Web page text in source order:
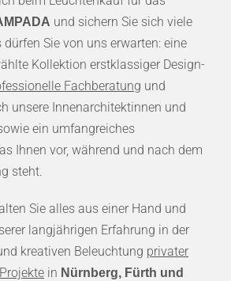
und sichern Sie sich viele
dürfen Sie von uns erwarten: eine
Kollektion erstklassiger Design-
Fachberatung und
unsere Innenarchitektinnen und
ein umfangreiches
Ihnen vor, während und nach dem
steht.
Sie alles aus einer Hand und
langjährigen Erfahrung in der
kreativen Beleuchtung privater
in Nürnberg, Fürth und